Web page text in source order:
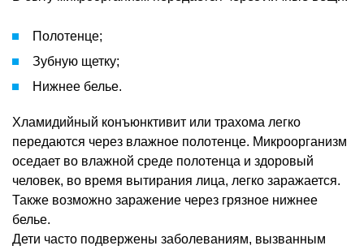
Полотенце;
Зубную щетку;
Нижнее белье.
Хламидийный конъюнктивит или трахома легко
передаются через влажное полотенце. Микроорганизм
оседает во влажной среде полотенца и здоровый
человек, во время вытирания лица, легко заражается.
Также возможно заражение через грязное нижнее
белье.
Дети часто подвержены заболеваниям, вызванным